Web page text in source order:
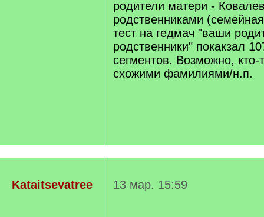
родители матери -
родственниками
тест на гедмач "ваши
родственники" покакзал
сегментов. Возможно, кто-
схожими фамилиями/н.п.
Kataitsevatree 13 мар. 15:59